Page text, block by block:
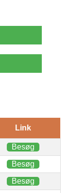
Link
Besøg
Besøg
Besøg